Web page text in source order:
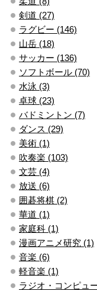
剣道 (27)
ラグビー (146)
山岳 (18)
サッカー (136)
ソフトボール (70)
水泳 (3)
卓球 (23)
バドミントン (7)
ダンス (29)
美術 (1)
吹奏楽 (103)
文芸 (4)
放送 (6)
囲碁将棋 (2)
華道 (1)
家庭科 (1)
漫画アニメ研究 (1)
音楽 (6)
軽音楽 (1)
ラジオ・コンピュ